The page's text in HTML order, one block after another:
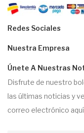
Redes Sociales
Nuestra Empresa
Únete A Nuestras
Disfrute de nuestro
las últimas noticias y
correo electrónico